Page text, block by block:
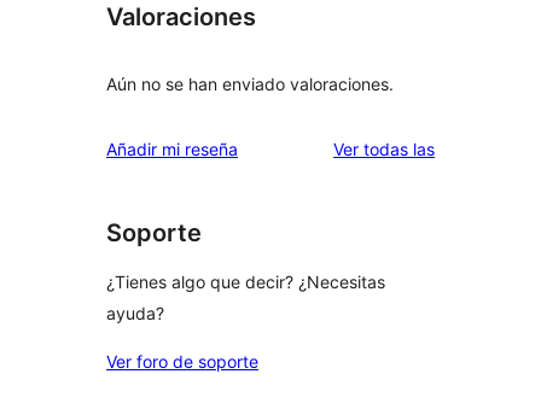
Valoraciones
Aún no se han enviado valoraciones.
Añadir mi reseña Ver todas lasvaloraciones
Soporte
¿Tienes algo que decir? ¿Necesitas
ayuda?
Ver foro de soporte